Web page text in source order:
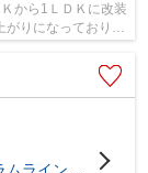
から1ＬＤＫに改装
りになっており、